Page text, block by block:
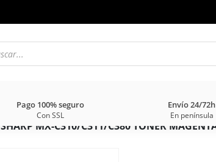
Pago 100% seguro
Con SSL
Envío 24/72h
En península
SHARP MX-C310/C311/C380 TONER